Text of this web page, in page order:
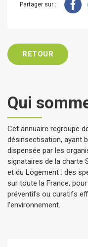
Partager sur :
RETOUR
Qui
Cet annuaire regroupe
désinsectisation, ayant
dispensée par les
signataires de la charte
et du Logement : des
sur toute la France,
préventifs ou curatifs
l’environnement.